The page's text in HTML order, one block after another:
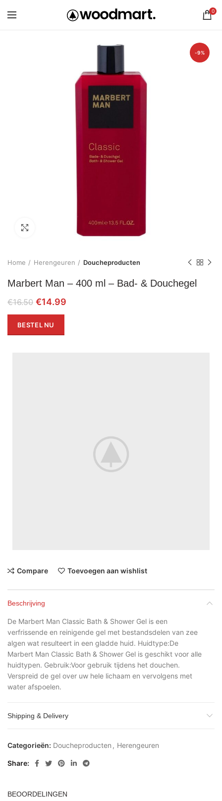
0
-9%
Home Herengeuren Doucheproducten
Marbert Man – 400 ml – Bad- & Douchegel
€16.50 €14.99
BESTEL NU
Compare Toevoegen aan wishlist
Beschrijving
De Marbert Man Classic Bath & Shower Gel is een
verfrissende en reinigende gel met bestandsdelen van zee
algen wat resulteert in een gladde huid. Huidtype:De
Marbert Man Classic Bath & Shower Gel is geschikt voor alle
huidtypen. Gebruik:Voor gebruik tijdens het douchen.
Verspreid de gel over uw hele lichaam en vervolgens met
water afspoelen.
Shipping & Delivery
Categorieën: Doucheproducten , Herengeuren
Share
BEOORDELINGEN